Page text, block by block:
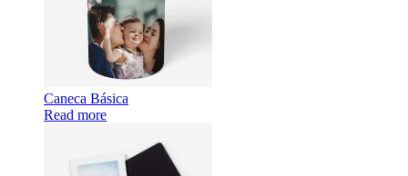
Caneca Básica
Read more